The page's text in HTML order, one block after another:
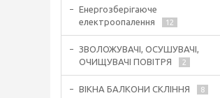
Енергозберігаюче
електроопалення
12
ЗВОЛОЖУВАЧІ, ОСУШУВАЧІ,
ОЧИЩУВАЧІ ПОВІТРЯ
2
ВІКНА БАЛКОНИ СКЛІННЯ 8